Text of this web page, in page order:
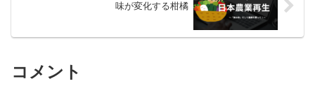
味が変化する柑橘
コメント